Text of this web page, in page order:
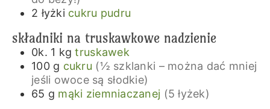
2 łyżki cukru pudru
składniki na truskawkowe nadzienie
0k. 1 kg truskawek
100 g cukru (½ szklanki – można dać mniej
jeśli owoce są słodkie)
65 g mąki ziemniaczanej (5 łyżek)